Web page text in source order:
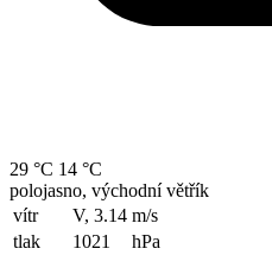
29 °C 14 °C
polojasno, východní větřík
vítr
V, 3.14 m/s
tlak
1021
hPa